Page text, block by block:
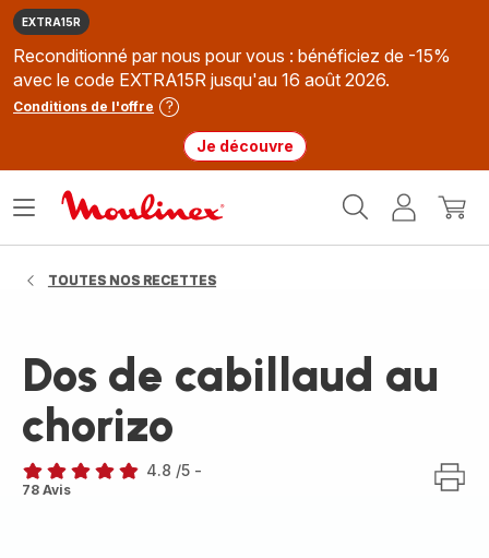
EXTRA15R
Reconditionné par nous pour vous : bénéficiez de -15%
avec le code EXTRA15R jusqu'au 16 août 2026.
Conditions de l'offre
Je découvre
MonMon
Ouvrir
TOUTES NOS RECETTES
Dos de cabillaud au
chorizo
ratings.4.8
4.8 /5 -
78 Avis